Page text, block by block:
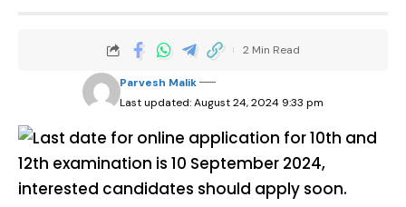
Last updated: August 24, 2024 9:33 pm
Parvesh Malik
2 Min Read